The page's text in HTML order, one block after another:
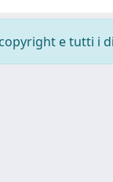
e tutti i